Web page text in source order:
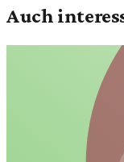
Auch